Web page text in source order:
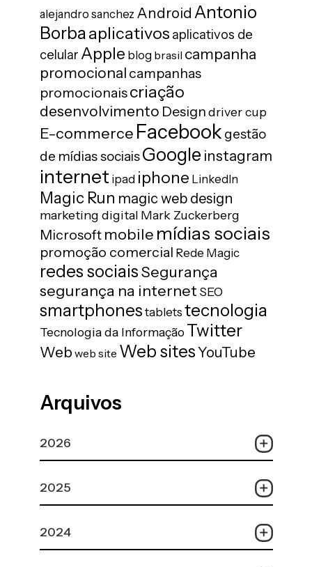
alejandro sanchez Android Antonio
Borba aplicativos aplicativos de
celular Apple blog brasil campanha
promocional campanhas
promocionaiscriação
desenvolvimento Designdriver cup
E-commerce Facebookgestão
de mídias sociaisGoogle instagram
internet ipad iphone LinkedIn
Magic Run magic web design
marketing digital Mark Zuckerberg
Microsoft mobile mídias sociais
promoção comercial Rede Magic
redes sociaisSegurança
segurança na internet SEO
smartphones tablets tecnologia
Tecnologia da Informação Twitter
Web web site Web sitesYouTube
Arquivos
2026
2025
2024